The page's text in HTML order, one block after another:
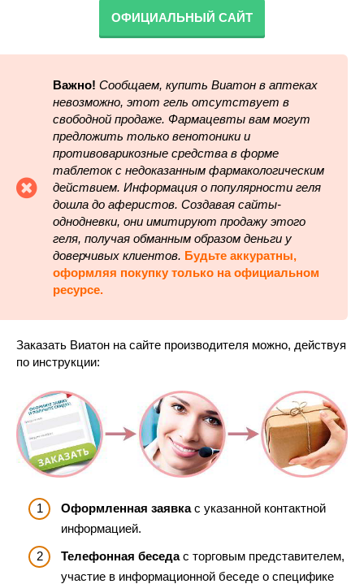
ОФИЦИАЛЬНЫЙ САЙТ
Важно! Сообщаем, купить Виатон в аптеках
невозможно, этот гель отсутствует в
свободной продаже. Фармацевты вам могут
предложить только венотоники и
противоварикозные средства в форме
таблеток с недоказанным фармакологическим
действием. Информация о популярности геля
дошла до аферистов. Создавая сайты-
однодневки, они имитируют продажу этого
геля, получая обманным образом деньги у
доверчивых клиентов. Будьте аккуратны,
оформляя покупку только на официальном
ресурсе.
Заказать Виатон на сайте производителя можно, действуя
по инструкции:
Оформленная заявкас указанной контактной
информацией.
Телефонная беседас торговым представителем,
участие в информационной беседе о специфике